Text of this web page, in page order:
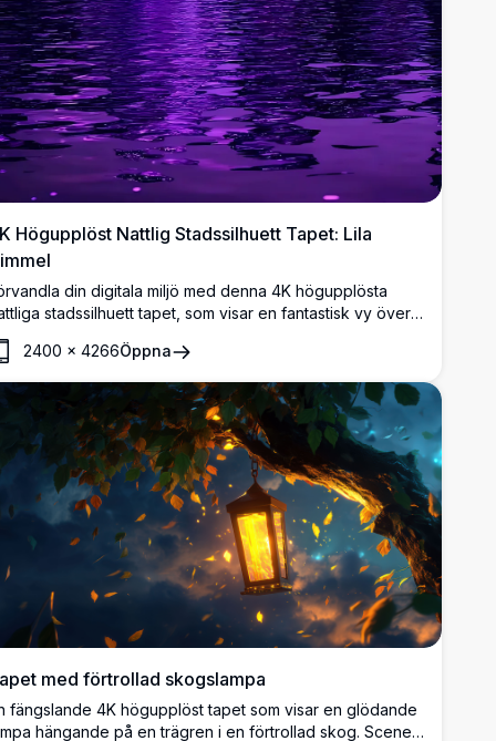
Högupplöst Nattlig Stadssilhuett Tapet: Lila
din digitala miljö med denna 4K högupplösta
stadssilhuett tapet, som visar en fantastisk vy över
skyskrapor under en fascinerande,
lila himmel. De skimrande reflektionerna på
förstärker den drömlika urbana atmosfären, perfekt
de som älskar moderna stadssilhuetter. Denna
scen, kännetecknad av sina rika violetta
ger en elegant och fridfull stämning, lämplig för
enhetsskärmar. Upplev skönheten och lugnet i urbana
varje gång du tittar på din skärm.
2400 × 4266Öppna
med förtrollad skogslampa
fängslande 4K högupplöst tapet som visar en glödande
hängande på en trägren i en förtrollad skog. Scenen